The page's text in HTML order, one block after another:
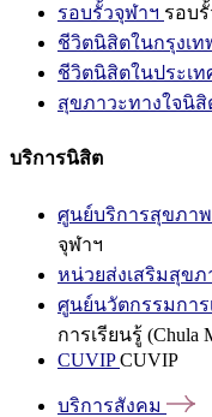
รอบรั้วจุฬาฯ รอบ
ชีวิตนิสิตในกรุงเท
ชีวิตนิสิตในประเท
สุขภาวะทางใจนิสิ
บริการนิสิต
ศูนย์บริการสุขภา
จุฬาฯ
หน่วยส่งเสริมสุข
ศูนย์นวัตกรรมการ
การเรียนรู้ (Chula
CUVIPCUVIP
บริการสังคม